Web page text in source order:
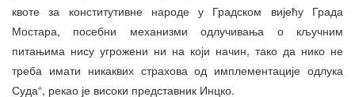
квоте за конститутивне народе у Градском вијећу Града
Мостара, посебни механизми одлучивања о кључним
питањима нису угрожени ни на који начин, тако да нико не
треба имати никаквих страхова од имплементације одлука
Суда“, рекао је високи представник Инцко.